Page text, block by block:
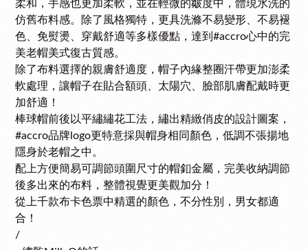
柔和，手感也更加柔軟，並在輕微的皺度中，體現水洗的
仿舊布料感。
除了風格獨特，更具洗滌不易變形、不易褪
色、免熨燙、穿戴舒適等多樣優點， 達到#accro心中的完
美老帽美式復古質感。
除了布料選擇的親膚舒適度，帽子內緣整圈汗帶更加澎柔
軟處理，讓帽子在貼合額頭、太陽穴、臉部肌膚配戴時更
加舒適！
棒球帽前後以平繡繡花工法，繡出精緻俏皮的設計圖案，
#accro品牌logo更特意採與帽身相同顏色，低調不張揚地
隱身於老帽之中。
配上方便簡易可調節頭圍尺寸的帽釦金屬，完美收納調節
後多出來的布料，整體視覺更美觀加分！
從上千款布卡色票中精選的顏色，不分性別， 男女都適
合！
/